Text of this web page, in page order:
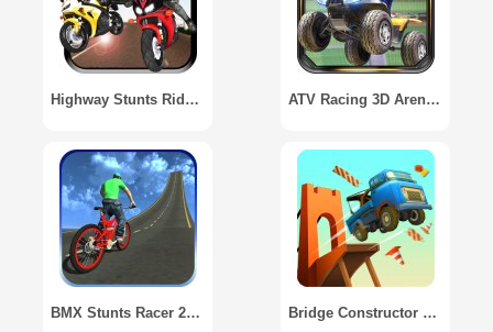
Highway Stunts Riders ATV Racing 3D Arena Stunts
BMX Stunts Racer 2017 Bridge Constructor Stunts